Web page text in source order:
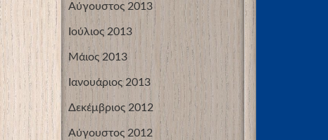
Αύγουστος 2013
Ιούλιος 2013
Μάιος 2013
Ιανουάριος 2013
Δεκέμβριος 2012
Αύγουστος 2012